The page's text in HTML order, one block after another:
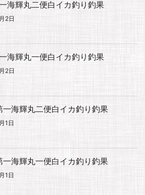
海輝丸二便白イカ釣り釣果
2日
海輝丸一便白イカ釣り釣果
2日
一海輝丸二便白イカ釣り釣果
1日
一海輝丸一便白イカ釣り釣果
1日